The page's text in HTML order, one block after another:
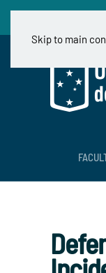
Skip to main